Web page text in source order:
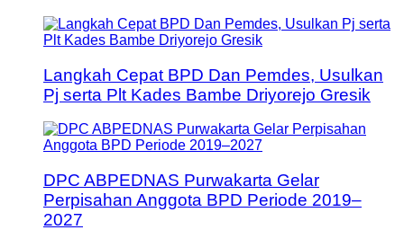
Langkah Cepat BPD Dan Pemdes, Usulkan
Pj serta Plt Kades Bambe Driyorejo Gresik
DPC ABPEDNAS Purwakarta Gelar
Perpisahan Anggota BPD Periode 2019–
2027